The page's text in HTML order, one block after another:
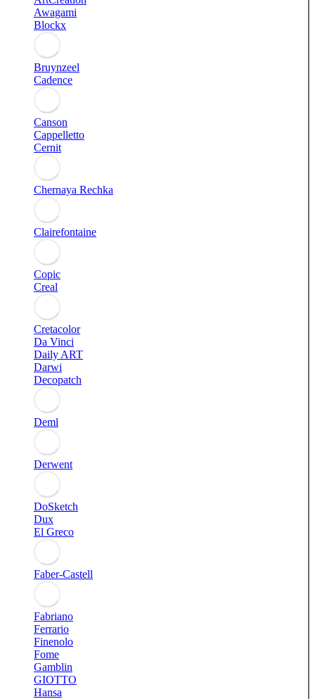
Awagami
Blockx
Bruynzeel
Cadence
Canson
Cappelletto
Cernit
Chernaya Rechka
Clairefontaine
Copic
Creal
Cretacolor
Da Vinci
Daily ART
Darwi
Decopatch
Deml
Derwent
DoSketch
Dux
El Greco
Faber-Castell
Fabriano
Ferrario
Finenolo
Fome
Gamblin
GIOTTO
Hansa